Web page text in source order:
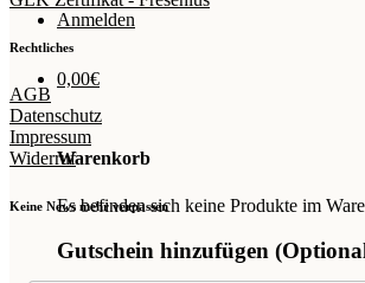
Anmelden
0,00€
Warenkorb
Es befinden sich keine Produkte im
Gutschein hinzufügen
Rechtliches
AGB
Datenschutz
Impressum
Widerruf
Keine News mehr verpassen